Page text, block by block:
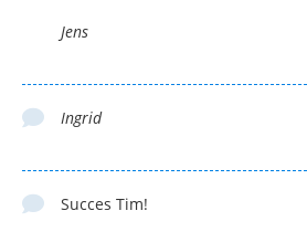
Jens
Ingrid
Succes Tim!